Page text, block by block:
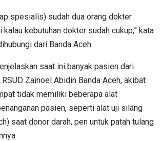
spesialis) sudah dua orang dokter
kebutuhan dokter sudah cukup,” kata
dari Banda Aceh.
saat ini banyak pasien dari
Zainoel Abidin Banda Aceh, akibat
tidak memiliki beberapa alat
pasien, seperti alat uji silang
saat donor darah, pen untuk patah tulang